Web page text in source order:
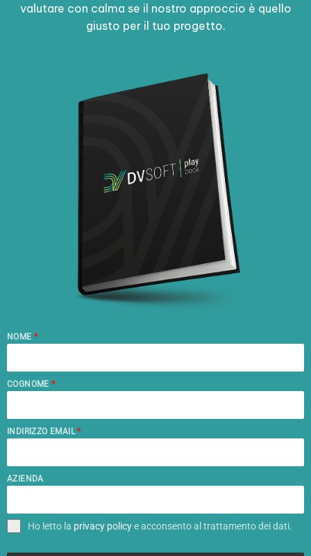
valutare con calma se il nostro approccio è quello
giusto per il tuo progetto.
NOME *
COGNOME*
INDIRIZZO EMAIL*
AZIENDA
Ho letto la privacy policye acconsento al trattamento dei dati.